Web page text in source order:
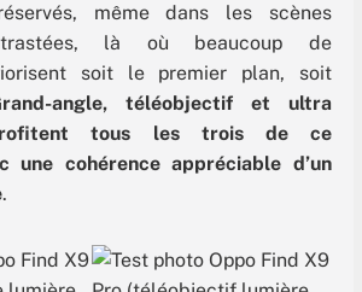
même dans les scènes
là où beaucoup de
soit le premier plan, soit
angle, téléobjectif et ultra
tous les trois de ce
une cohérence appréciable d’un
.